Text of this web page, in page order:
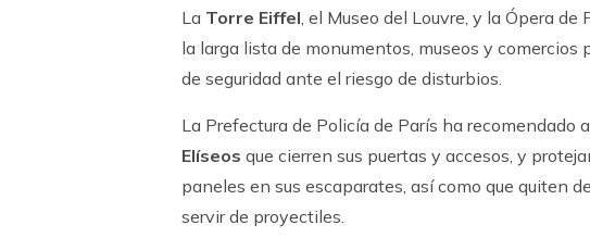
La Torre Eiffel , el Museo del Louvre, y la Ópera
la larga lista de monumentos, museos y comercios
de seguridad ante el riesgo de disturbios.
La Prefectura de Policía de París ha recomendado
Elíseos que cierren sus puertas y accesos, y
paneles en sus escaparates, así como que quiten
servir de proyectiles.